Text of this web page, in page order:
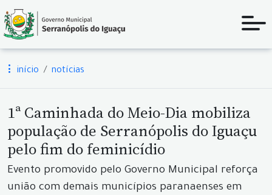
início notícias
1ª Caminhada do Meio-Dia mobiliza
população de Serranópolis do Iguaçu
pelo fim do feminicídio
Evento promovido pelo Governo Municipal reforça
união com demais municípios paranaenses em